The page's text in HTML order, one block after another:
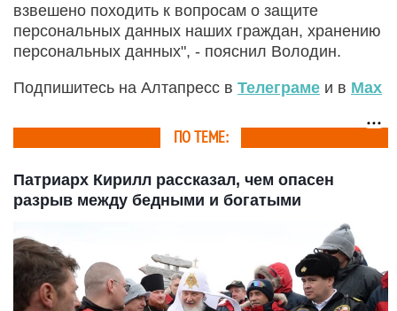
взвешено походить к вопросам о защите
персональных данных наших граждан, хранению
персональных данных", - пояснил Володин.
Подпишитесь на Алтапресс в Телеграме и в Max
ПО ТЕМЕ:
Патриарх Кирилл рассказал, чем опасен
разрыв между бедными и богатыми